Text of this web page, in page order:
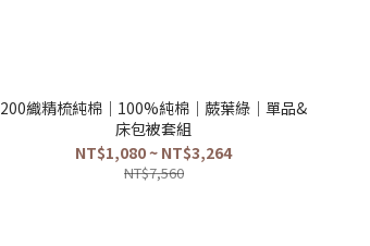
200織精梳純棉｜100%純棉｜蕨葉綠｜單品&
床包被套組
NT$1,080 ~ NT$3,264
NT$7,560